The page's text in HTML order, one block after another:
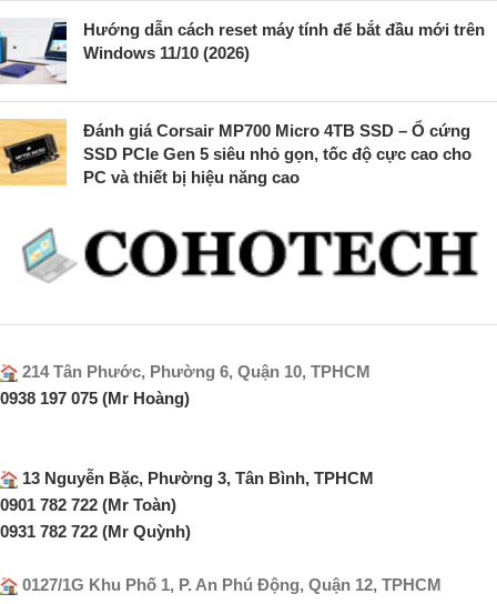
Hướng dẫn cách reset máy tính để bắt đầu mới trên
Windows 11/10 (2026)
Đánh giá Corsair MP700 Micro 4TB SSD – Ổ cứng
SSD PCIe Gen 5 siêu nhỏ gọn, tốc độ cực cao cho
PC và thiết bị hiệu năng cao
214 Tân Phước, Phường 6, Quận 10, TPHCM
0938 197 075 (Mr Hoàng)
13 Nguyễn Bặc, Phường 3, Tân Bình, TPHCM
0901 782 722 (Mr Toàn)
0931 782 722 (Mr Quỳnh)
0127/1G Khu Phố 1, P. An Phú Động, Quận 12, TPHCM